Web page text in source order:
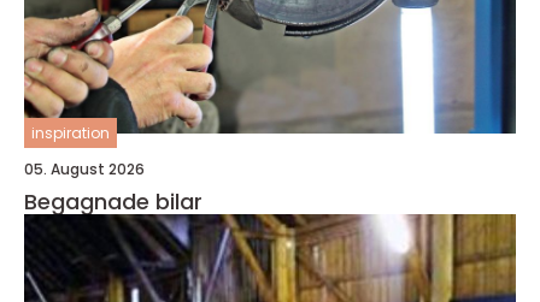
inspiration
05. August 2026
Begagnade bilar